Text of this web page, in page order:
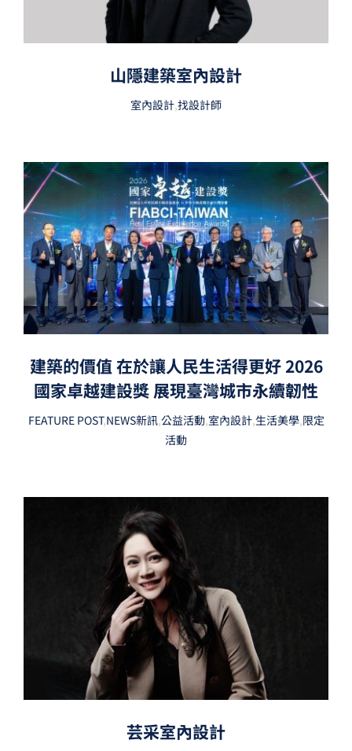
山隱建築室內設計
室內設計,找設計師
建築的價值 在於讓人民生活得更好 2026
國家卓越建設獎 展現臺灣城市永續韌性
FEATURE POST,NEWS新訊,公益活動,室內設計,生活美學,限定
活動
芸采室內設計